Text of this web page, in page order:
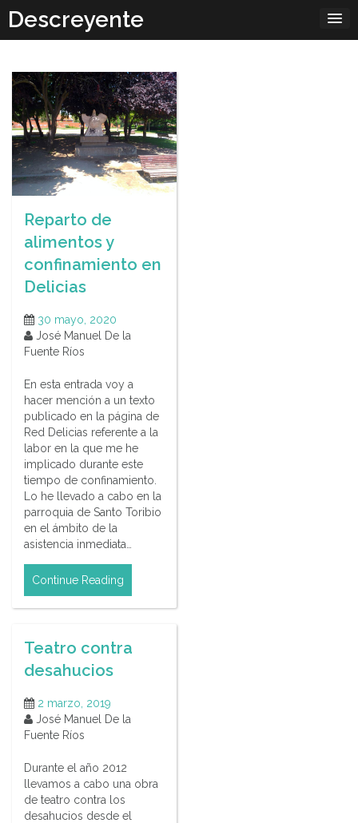
content
Descreyente
Reparto de
alimentos y
confinamiento en
Delicias
30 mayo, 2020
José Manuel De la
Fuente Ríos
En esta entrada voy a
hacer mención a un texto
publicado en la página de
Red Delicias referente a la
labor en la que me he
implicado durante este
tiempo de confinamiento.
Lo he llevado a cabo en la
parroquia de Santo Toribio
en el ámbito de la
asistencia inmediata…
Continue Reading
Teatro contra
desahucios
2 marzo, 2019
José Manuel De la
Fuente Ríos
Durante el año 2012
llevamos a cabo una obra
de teatro contra los
desahucios desde el